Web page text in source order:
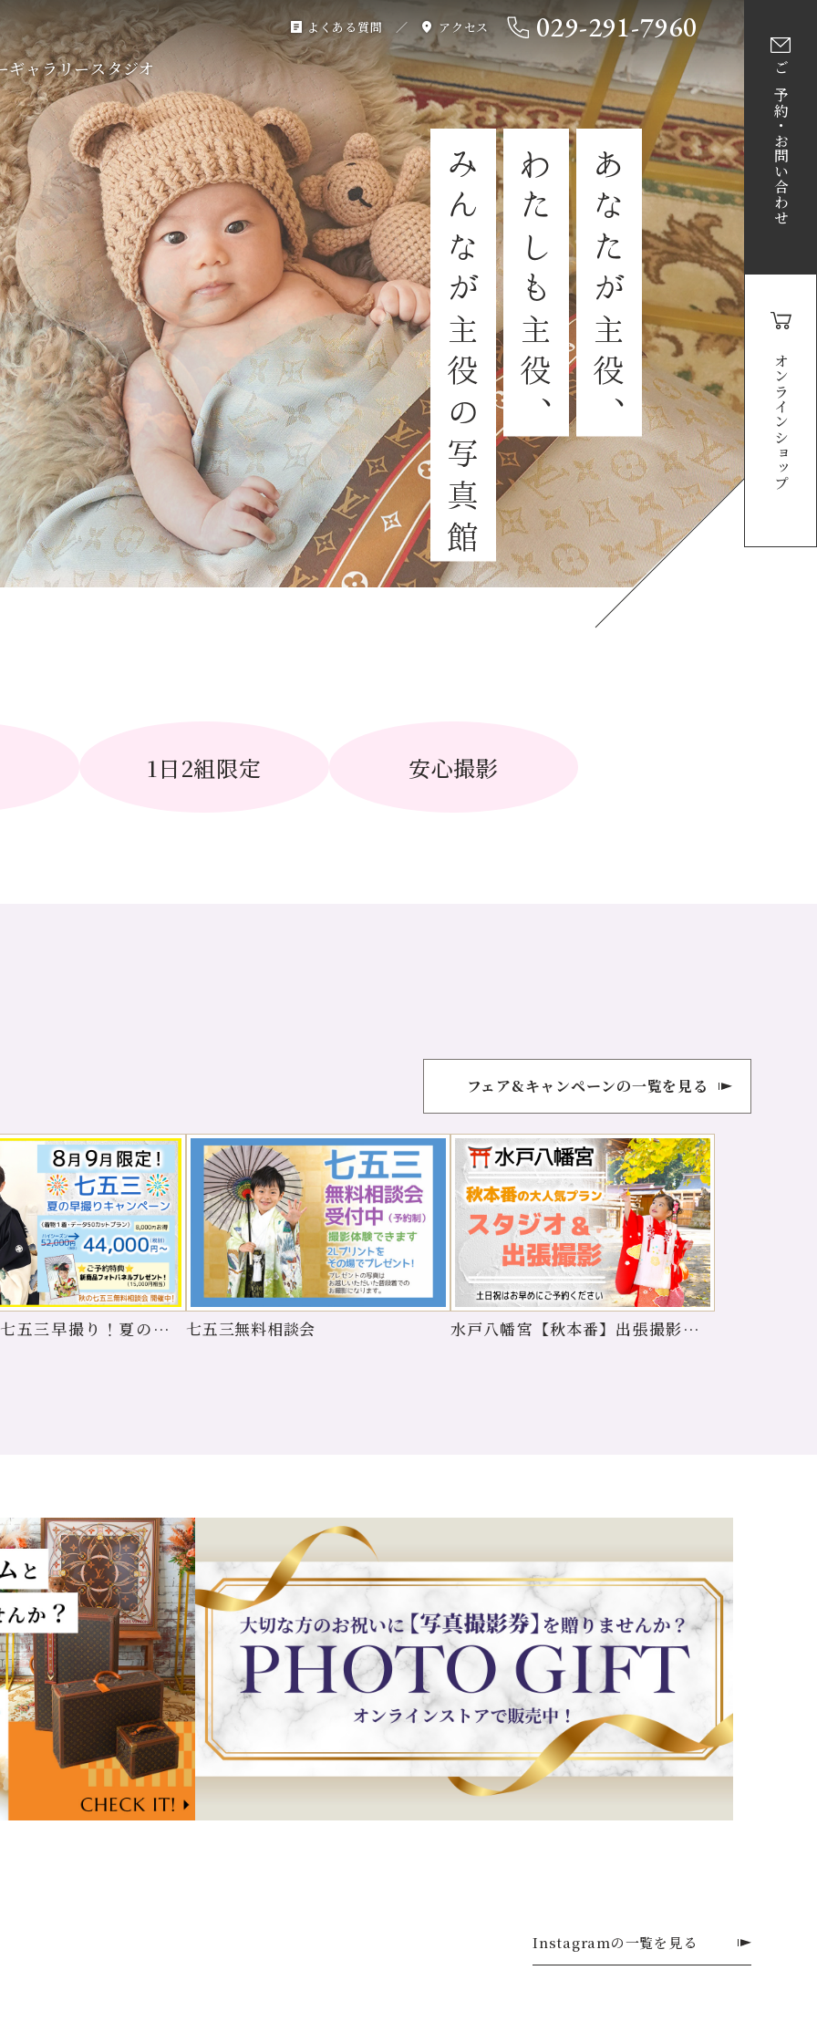
ギャラリースタジオ
よくある質問 アクセス 029-291-7960
ご予約・お問い合わせ
オンラインショップ
あなたが主役、
わたしも主役、
みんなが主役の写真館
1日2組限定 安心撮影
五三早撮り！夏のキャ
中】
七五三無料相談会 水戸八幡宮【秋本番】出張撮影ご予
約開始！
フェア&キャンペーンの一覧を見る
Instagramの一覧を見る